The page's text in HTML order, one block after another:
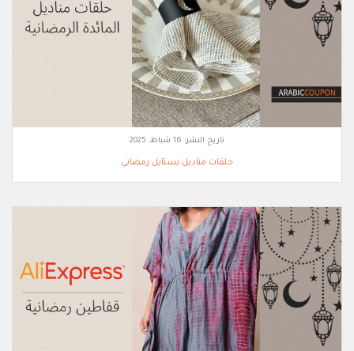
تاريخ النشر: 16 شباط, 2025
حلقات مناديل بستايل رمضاني